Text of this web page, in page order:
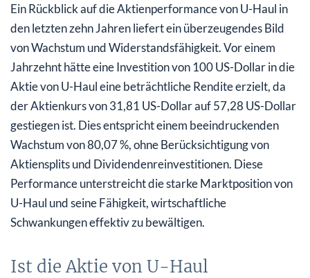
Ein Rückblick auf die Aktienperformance von U-Haul in
den letzten zehn Jahren liefert ein überzeugendes Bild
von Wachstum und Widerstandsfähigkeit. Vor einem
Jahrzehnt hätte eine Investition von 100 US-Dollar in die
Aktie von U-Haul eine beträchtliche Rendite erzielt, da
der Aktienkurs von 31,81 US-Dollar auf 57,28 US-Dollar
gestiegen ist. Dies entspricht einem beeindruckenden
Wachstum von 80,07 %, ohne Berücksichtigung von
Aktiensplits und Dividendenreinvestitionen. Diese
Performance unterstreicht die starke Marktposition von
U-Haul und seine Fähigkeit, wirtschaftliche
Schwankungen effektiv zu bewältigen.
Ist die Aktie von U-Haul